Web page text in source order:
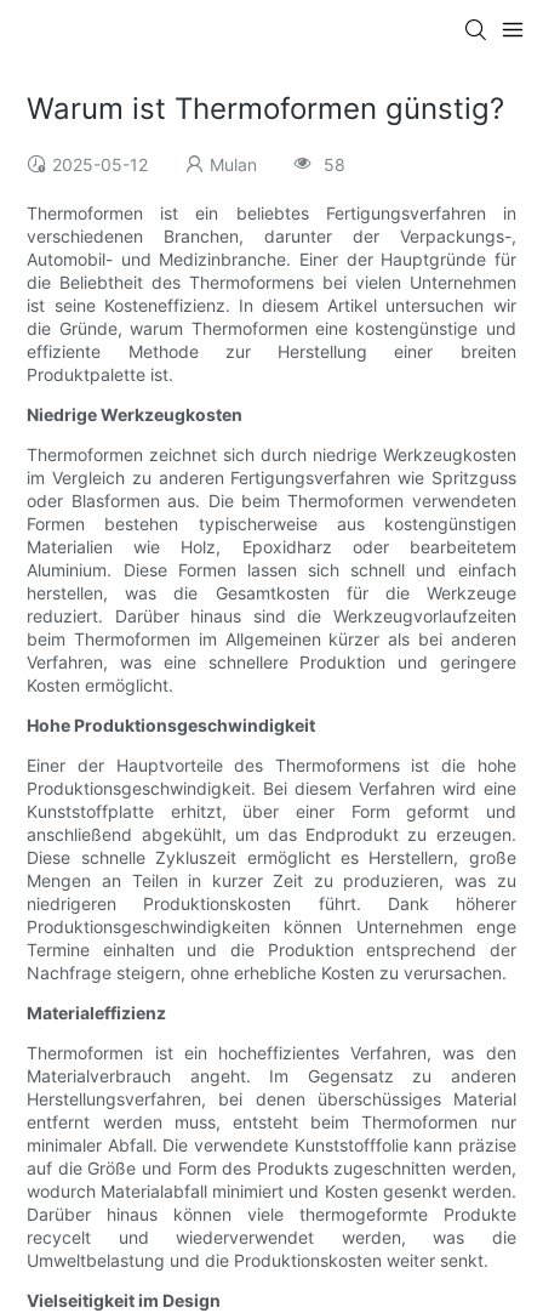
Warum ist Thermoformen günstig?
2025-05-12 Mulan 58
Thermoformen ist ein beliebtes Fertigungsverfahren in
verschiedenen Branchen, darunter der Verpackungs-,
Automobil- und Medizinbranche. Einer der Hauptgründe für
die Beliebtheit des Thermoformens bei vielen Unternehmen
ist seine Kosteneffizienz. In diesem Artikel untersuchen wir
die Gründe, warum Thermoformen eine kostengünstige und
effiziente Methode zur Herstellung einer breiten
Produktpalette ist.
Niedrige Werkzeugkosten
Thermoformen zeichnet sich durch niedrige Werkzeugkosten
im Vergleich zu anderen Fertigungsverfahren wie Spritzguss
oder Blasformen aus. Die beim Thermoformen verwendeten
Formen bestehen typischerweise aus kostengünstigen
Materialien wie Holz, Epoxidharz oder bearbeitetem
Aluminium. Diese Formen lassen sich schnell und einfach
herstellen, was die Gesamtkosten für die Werkzeuge
reduziert. Darüber hinaus sind die Werkzeugvorlaufzeiten
beim Thermoformen im Allgemeinen kürzer als bei anderen
Verfahren, was eine schnellere Produktion und geringere
Kosten ermöglicht.
Hohe Produktionsgeschwindigkeit
Einer der Hauptvorteile des Thermoformens ist die hohe
Produktionsgeschwindigkeit. Bei diesem Verfahren wird eine
Kunststoffplatte erhitzt, über einer Form geformt und
anschließend abgekühlt, um das Endprodukt zu erzeugen.
Diese schnelle Zykluszeit ermöglicht es Herstellern, große
Mengen an Teilen in kurzer Zeit zu produzieren, was zu
niedrigeren Produktionskosten führt. Dank höherer
Produktionsgeschwindigkeiten können Unternehmen enge
Termine einhalten und die Produktion entsprechend der
Nachfrage steigern, ohne erhebliche Kosten zu verursachen.
Materialeffizienz
Thermoformen ist ein hocheffizientes Verfahren, was den
Materialverbrauch angeht. Im Gegensatz zu anderen
Herstellungsverfahren, bei denen überschüssiges Material
entfernt werden muss, entsteht beim Thermoformen nur
minimaler Abfall. Die verwendete Kunststofffolie kann präzise
auf die Größe und Form des Produkts zugeschnitten werden,
wodurch Materialabfall minimiert und Kosten gesenkt werden.
Darüber hinaus können viele thermogeformte Produkte
recycelt und wiederverwendet werden, was die
Umweltbelastung und die Produktionskosten weiter senkt.
Vielseitigkeit im Design